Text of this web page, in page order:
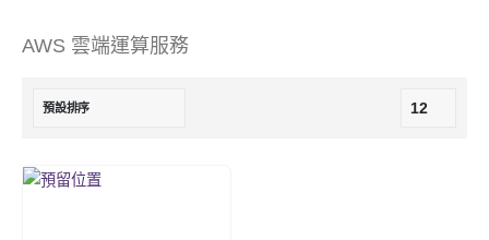
AWS 雲端運算服務